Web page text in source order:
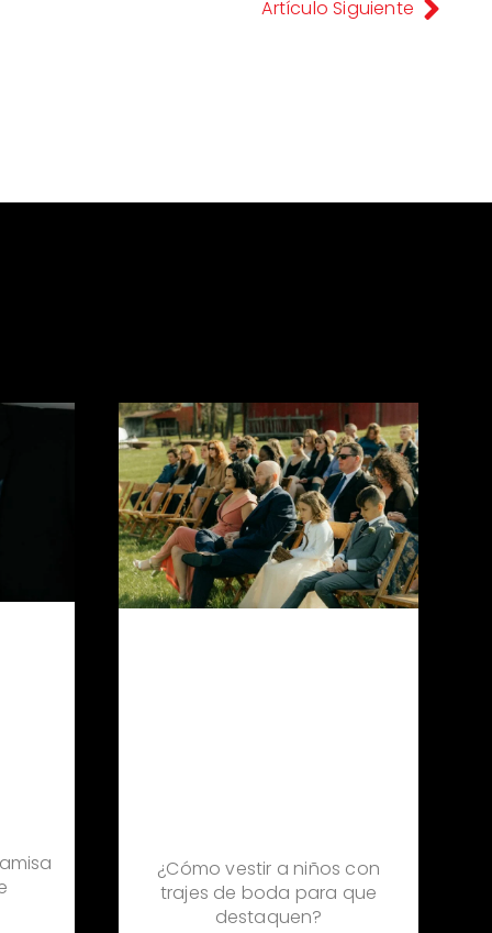
Artículo Siguiente
¿Cómo vestir a niños con
trajes de boda para que
destaquen?